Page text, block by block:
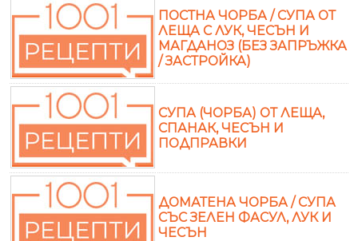
ПОСТНА ЧОРБА / СУПА ОТ
ЛЕЩА С ЛУК, ЧЕСЪН И
МАГДАНОЗ (БЕЗ ЗАПРЪЖКА
/ ЗАСТРОЙКА)
СУПА (ЧОРБА) ОТ ЛЕЩА,
СПАНАК, ЧЕСЪН И
ПОДПРАВКИ
ДОМАТЕНА ЧОРБА / СУПА
СЪС ЗЕЛЕН ФАСУЛ, ЛУК И
ЧЕСЪН